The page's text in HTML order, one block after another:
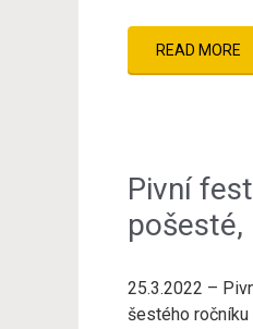
READ MORE
Pivní
pošesté,
25.3.2022 –
šestého